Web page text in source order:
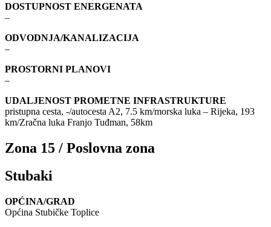
DOSTUPNOST ENERGENATA
–
ODVODNJA/KANALIZACIJA
–
PROSTORNI PLANOVI
–
UDALJENOST PROMETNE INFRASTRUKTURE
pristupna cesta, -/autocesta A2, 7.5 km/morska luka – Rijeka, 193
km/Zračna luka Franjo Tuđman, 58km
Zona 15 / Poslovna zona
Stubaki
OPĆINA/GRAD
Općina Stubičke Toplice